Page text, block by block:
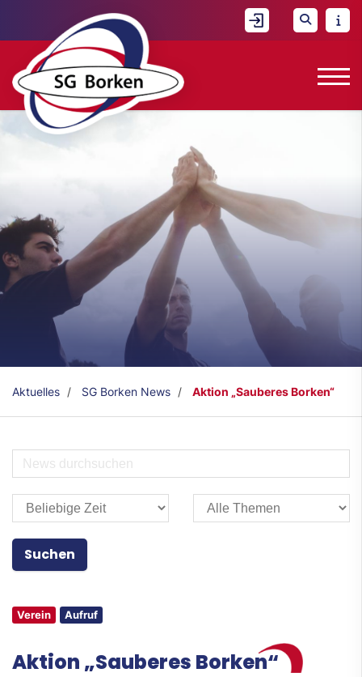
Aktuelles SG Borken News Aktion „Sauberes Borken“
Verein Aufruf
Aktion „Sauberes Borken“